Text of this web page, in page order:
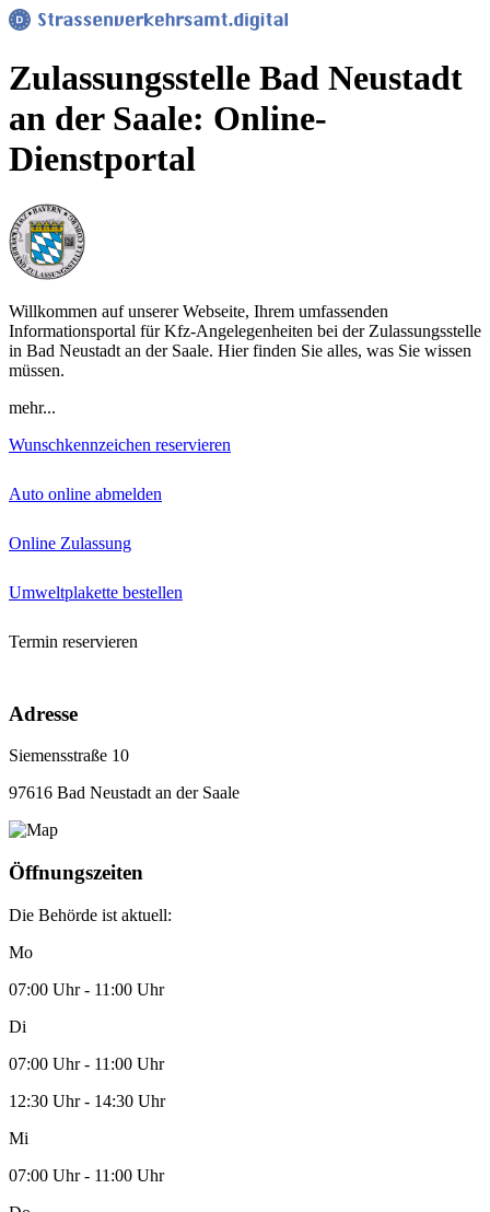
Zulassungsstelle Bad Neustadt
an der Saale: Online-
Dienstportal
Willkommen auf unserer Webseite, Ihrem umfassenden
Informationsportal für Kfz-Angelegenheiten bei der Zulassungsstelle
in Bad Neustadt an der Saale. Hier finden Sie alles, was Sie wissen
müssen.
mehr...
Wunschkennzeichen reservieren
Auto online abmelden
Online Zulassung
Umweltplakette bestellen
Termin reservieren
Adresse
Siemensstraße 10
97616 Bad Neustadt an der Saale
Öffnungszeiten
Die Behörde ist aktuell:
Mo
07:00 Uhr - 11:00 Uhr
Di
07:00 Uhr - 11:00 Uhr
12:30 Uhr - 14:30 Uhr
Mi
07:00 Uhr - 11:00 Uhr